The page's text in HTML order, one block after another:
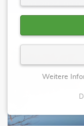
23.03.2024,
Weitere